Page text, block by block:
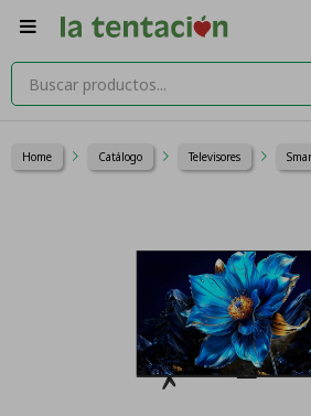

Home Catálogo Televisores